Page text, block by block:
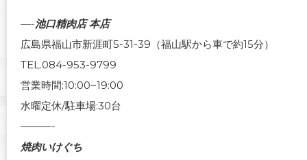
—-池口精肉店 本店
広島県福山市新涯町5-31-39（福山駅から車で約15分）
TEL.084-953-9799
営業時間:10:00~19:00
水曜定休/駐車場:30台
———-
焼肉いけぐち